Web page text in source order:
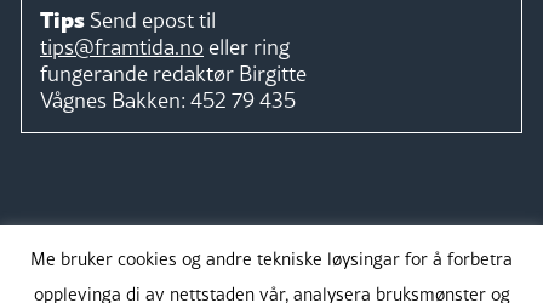
Tips Send epost til
tips@framtida.no eller ring
fungerande redaktør Birgitte
Vågnes Bakken: 452 79 435
Me bruker cookies og andre tekniske løysingar for å forbetra
opplevinga di av nettstaden vår, analysera bruksmønster og